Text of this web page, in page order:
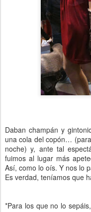
Daban champán y
una cola del copón…
noche) y, ante tal
fuimos al lugar más
Así, como lo oís. Y nos lo
Es verdad, teníamos que
*Para los que no lo